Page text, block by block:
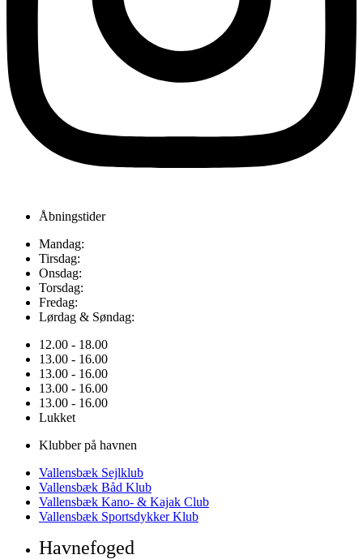
Åbningstider
Mandag:
Tirsdag:
Onsdag:
Torsdag:
Fredag:
Lørdag & Søndag:
12.00 - 18.00
13.00 - 16.00
13.00 - 16.00
13.00 - 16.00
13.00 - 16.00
Lukket
Klubber på havnen
Vallensbæk Sejlklub
Vallensbæk Båd Klub
Vallensbæk Kano- & Kajak Club
Vallensbæk Sportsdykker Klub
Havnefoged